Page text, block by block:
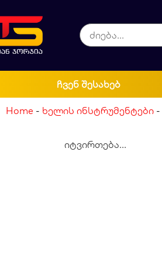
ჩვენ შესახებ
Home - ხელის ინსტრუმენტები -
იტვირთება...